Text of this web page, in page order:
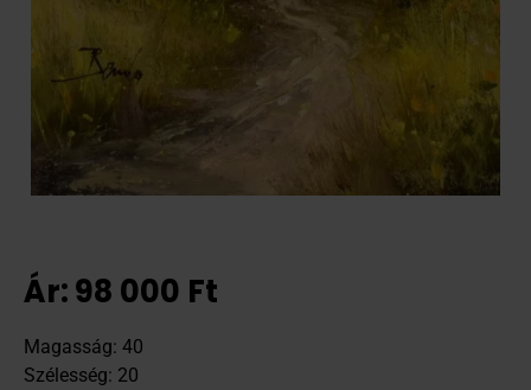
Ár:98 000 Ft
Magasság: 40
Szélesség: 20